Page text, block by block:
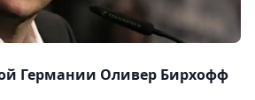
Германии Оливер Бирхофф